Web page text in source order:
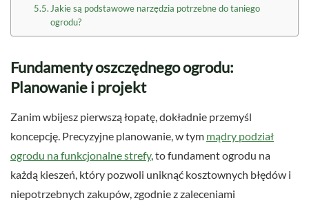
Jakie są podstawowe narzędzia potrzebne do taniego
ogrodu?
Fundamenty oszczędnego ogrodu:
Planowanie i projekt
Zanim wbijesz pierwszą łopatę, dokładnie przemyśl
koncepcję. Precyzyjne planowanie, w tym mądry podział
ogrodu na funkcjonalne strefy, to fundament ogrodu na
każdą kieszeń, który pozwoli uniknąć kosztownych błędów i
niepotrzebnych zakupów, zgodnie z zaleceniami